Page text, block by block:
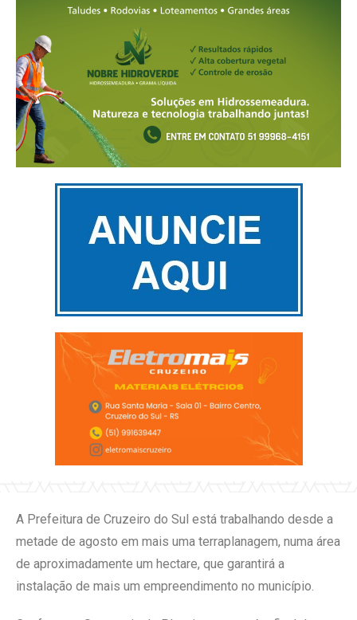
A Prefeitura de Cruzeiro do Sul está trabalhando desde a
metade de agosto em mais uma terraplanagem, numa área
de aproximadamente um hectare, que garantirá a
instalação de mais um empreendimento no município.